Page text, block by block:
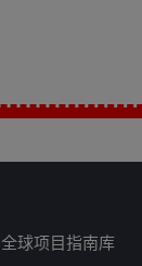
全球项目指南库